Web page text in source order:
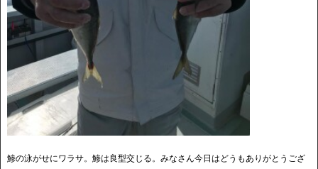
鯵の泳がせにワラサ。鯵は良型交じる。みなさん今日はどうもありがとうござ